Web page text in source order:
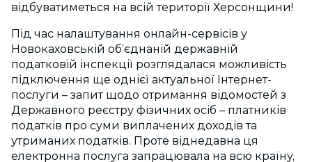
відбуватиметься на всій території Херсонщини!
Під час налаштування онлайн-сервісів у
Новокаховській об’єднаній державній
податковій інспекції розглядалася можливість
підключення ще однієї актуальної Інтернет-
послуги – запит щодо отримання відомостей з
Державного реєстру фізичних осіб – платників
податків про суми виплачених доходів та
утриманих податків. Проте віднедавна ця
електронна послуга запрацювала на всю країну,